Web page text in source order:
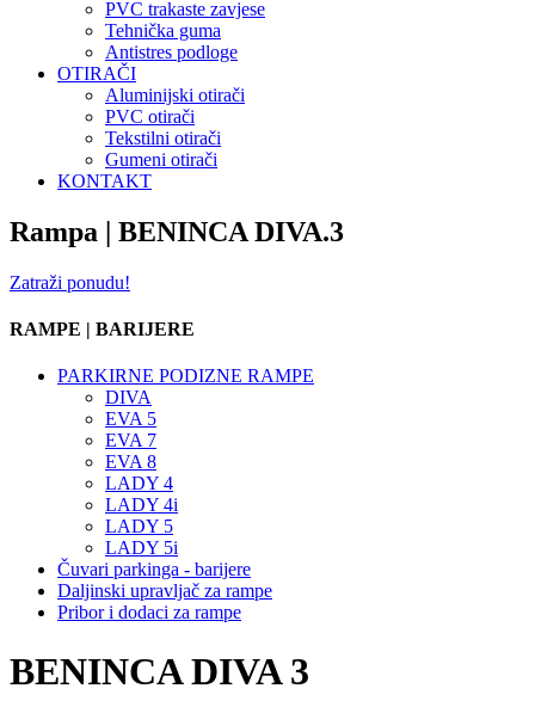
PVC trakaste zavjese
Tehnička guma
Antistres podloge
OTIRAČI
Aluminijski otirači
PVC otirači
Tekstilni otirači
Gumeni otirači
KONTAKT
Rampa | BENINCA DIVA.3
Zatraži ponudu!
RAMPE | BARIJERE
PARKIRNE PODIZNE RAMPE
DIVA
EVA 5
EVA 7
EVA 8
LADY 4
LADY 4i
LADY 5
LADY 5i
Čuvari parkinga - barijere
Daljinski upravljač za rampe
Pribor i dodaci za rampe
BENINCADIVA 3